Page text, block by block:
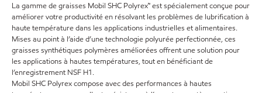
La gamme de graisses Mobil SHC Polyrex™ est spécialement conçue pour
améliorer votre productivité en résolvant les problèmes de lubrification à
haute température dans les applications industrielles et alimentaires.
Mises au point à l’aide d’une technologie polyurée perfectionnée, ces
graisses synthétiques polymères améliorées offrent une solution pour
les applications à hautes températures, tout en bénéficiant de
l’enregistrement NSF H1.
Mobil SHC Polyrex compose avec des performances à hautes